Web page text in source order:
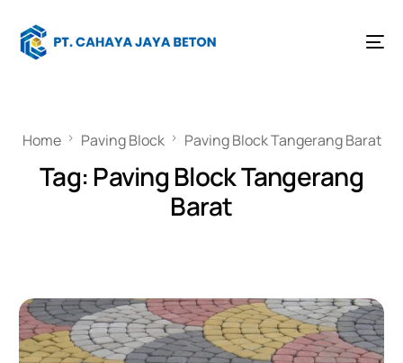
Home Paving Block Paving Block Tangerang Barat
Tag: Paving Block Tangerang
Barat